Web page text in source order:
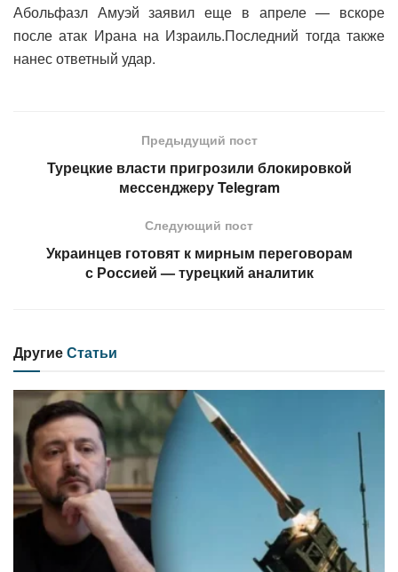
Абольфазл Амуэй заявил еще в апреле — вскоре
после атак Ирана на Израиль.Последний тогда также
нанес ответный удар.
Предыдущий пост
Турецкие власти пригрозили блокировкой
мессенджеру Telegram
Следующий пост
Украинцев готовят к мирным переговорам
с Россией — турецкий аналитик
ДругиеСтатьи